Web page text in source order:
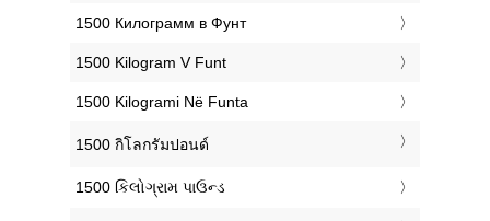
‎1500 Килограмм в Фунт
‎1500 Kilogram V Funt
‎1500 Kilogrami Në Funta
‎1500 กิโลกรัมปอนด์
‎1500 કિલોગ્રામ પાઉન્ડ